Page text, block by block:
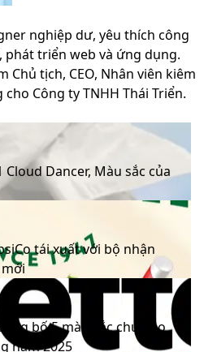
nghiệp dư, yêu thích công
phát triển web và ứng dụng.
Chủ tịch, CEO, Nhân viên kiêm
Công ty TNHH Thái Triển.
Cloud Dancer, Màu sắc của
tái xuất với bộ nhận
bố 5 màu sắc chủ đạo
năm 2025